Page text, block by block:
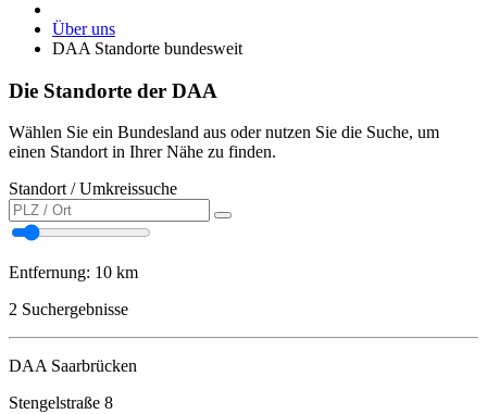
Über uns
DAA Standorte bundesweit
Die Standorte der DAA
Wählen Sie ein Bundesland aus oder nutzen Sie die Suche, um
einen Standort in Ihrer Nähe zu finden.
Standort / Umkreissuche
Entfernung: 10 km
2 Suchergebnisse
DAA Saarbrücken
Stengelstraße 8